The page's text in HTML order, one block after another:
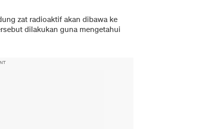
zat radioaktif akan dibawa ke
dilakukan guna mengetahui